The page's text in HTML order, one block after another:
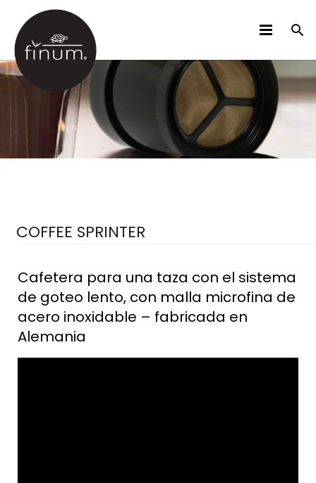
PRODUCTOS
VIDEOS
COFFEE SPRINTER
Cafetera para una taza con el sistema
de goteo lento, con malla microfina de
acero inoxidable – fabricada en
Alemania